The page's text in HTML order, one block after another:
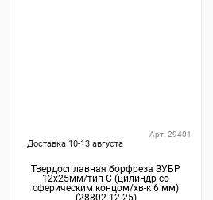
Доставка 10-13 августа
Арт. 29401
Твердосплавная борфреза ЗУБР
12х25мм/тип C (цилиндр со
сферическим концом/хв-к 6 мм)